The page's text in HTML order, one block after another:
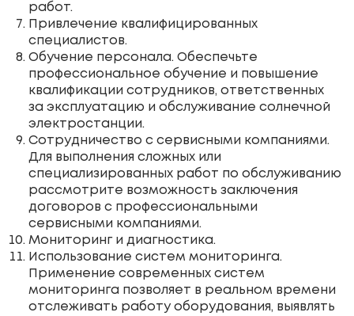
работ.
Привлечение квалифицированных
специалистов.
Обучение персонала. Обеспечьте
профессиональное обучение и повышение
квалификации сотрудников, ответственных
за эксплуатацию и обслуживание солнечной
электростанции.
Сотрудничество с сервисными компаниями.
Для выполнения сложных или
специализированных работ по обслуживанию
рассмотрите возможность заключения
договоров с профессиональными
сервисными компаниями.
Мониторинг и диагностика.
Использование систем мониторинга.
Применение современных систем
мониторинга позволяет в реальном времени
отслеживать работу оборудования, выявлять